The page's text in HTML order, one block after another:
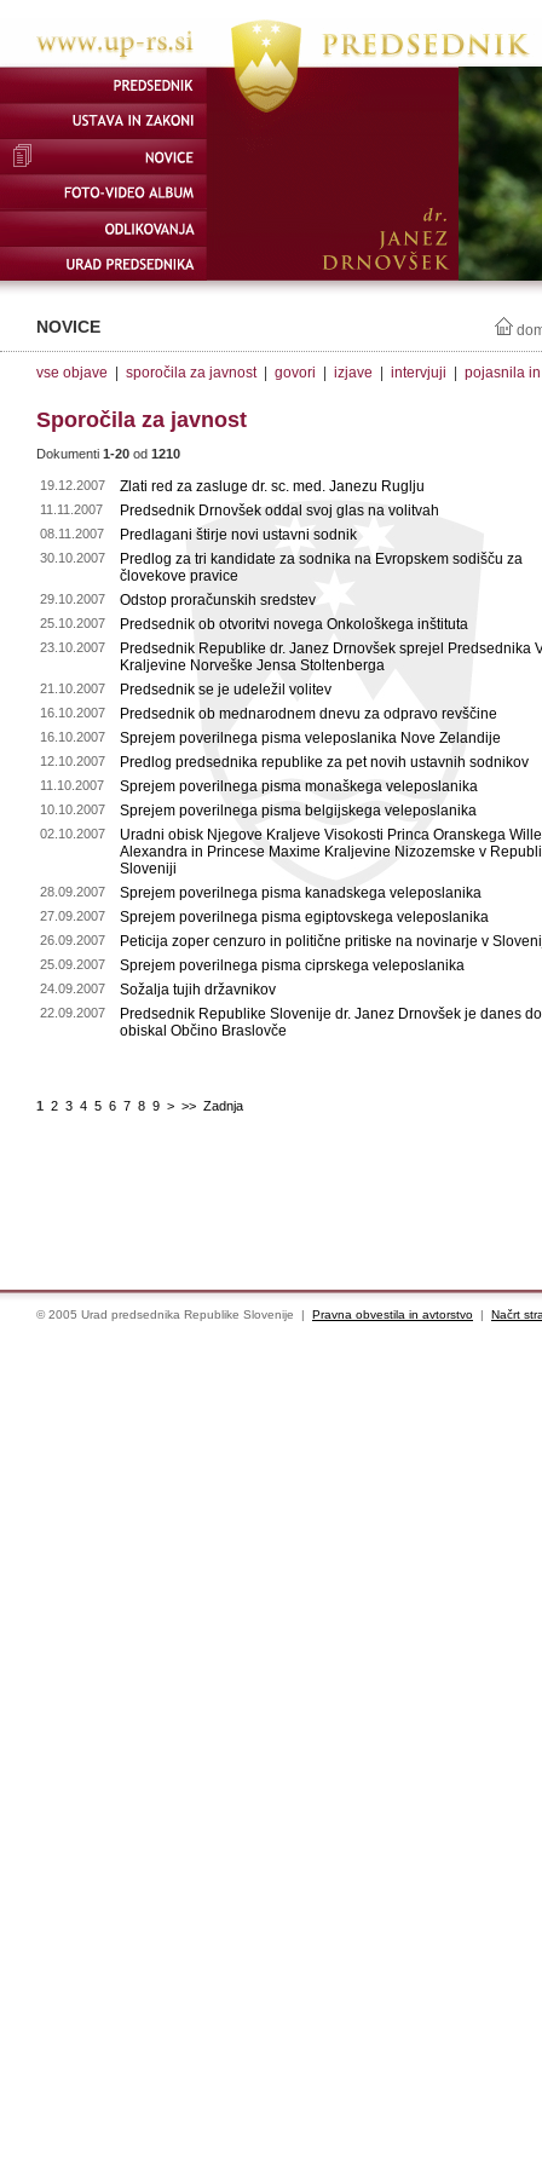
NOVICE
vse objave sporočila za javnost| govori izjave intervjuji pojasnila
Sporočila za javnost
Dokumenti 1-20 od 1210
19.12.2007 Zlati red za zasluge dr. sc. med. Janezu Ruglju
11.11.2007 Predsednik Drnovšek oddal svoj glas na volitvah
08.11.2007 Predlagani štirje novi ustavni sodnik
30.10.2007
Predlog za tri kandidate za sodnika na Evropskem sodišču za
človekove pravice
29.10.2007 Odstop proračunskih sredstev
25.10.2007 Predsednik ob otvoritvi novega Onkološkega inštituta
23.10.2007
Predsednik Republike dr. Janez Drnovšek sprejel Predsednika
Kraljevine Norveške Jensa Stoltenberga
21.10.2007 Predsednik se je udeležil volitev
16.10.2007 Predsednik ob mednarodnem dnevu za odpravo revščine
16.10.2007 Sprejem poverilnega pisma veleposlanika Nove Zelandije
12.10.2007 Predlog predsednika republike za pet novih ustavnih sodnikov
11.10.2007 Sprejem poverilnega pisma monaškega veleposlanika
10.10.2007 Sprejem poverilnega pisma belgijskega veleposlanika
02.10.2007
Uradni obisk Njegove Kraljeve Visokosti Princa Oranskega
Alexandra in Princese Maxime Kraljevine Nizozemske v
Sloveniji
28.09.2007 Sprejem poverilnega pisma kanadskega veleposlanika
27.09.2007 Sprejem poverilnega pisma egiptovskega veleposlanika
26.09.2007 Peticija zoper cenzuro in politične pritiske na novinarje v
25.09.2007 Sprejem poverilnega pisma ciprskega veleposlanika
24.09.2007 Sožalja tujih državnikov
22.09.2007
Predsednik Republike Slovenije dr. Janez Drnovšek je danes
obiskal Občino Braslovče
1 2 3 4 5 6 7 8 9 > >> Zadnja
© 2005 Urad predsednika Republike Slovenije | Pravna obvestila in avtorstvo | Načrt